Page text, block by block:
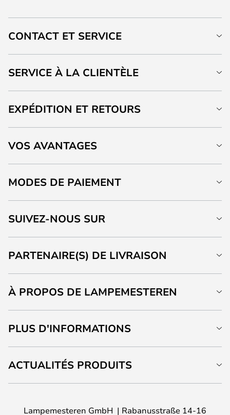
CONTACT ET SERVICE
SERVICE À LA CLIENTÈLE
EXPÉDITION ET RETOURS
VOS AVANTAGES
MODES DE PAIEMENT
SUIVEZ-NOUS SUR
PARTENAIRE(S) DE LIVRAISON
À PROPOS DE LAMPEMESTEREN
PLUS D'INFORMATIONS
ACTUALITÉS PRODUITS
Lampemesteren GmbH Rabanusstraße 14-16